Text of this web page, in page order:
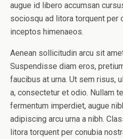
augue id libero accumsan
sociosqu ad litora torquent per
inceptos himenaeos.
Aenean sollicitudin arcu sit
Suspendisse diam eros,
faucibus at urna. Ut sem risus,
a, consectetur et odio. Nullam
fermentum imperdiet, augue
adipiscing arcu urna a nibh.
litora torquent per conubia